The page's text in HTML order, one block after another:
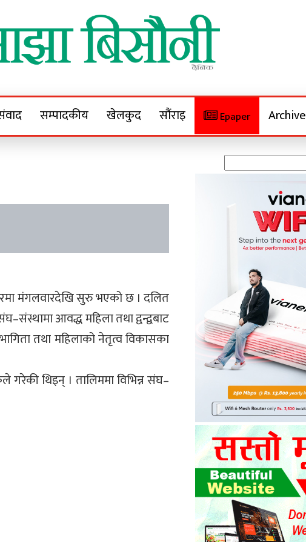
Bisaunee
सम्पादकीय खेलकुद सौंराइ Epaper Archive
मंगलवारदेखि सुरु भएको छ । दलित
आवद्ध महिला तथा द्वन्द्वबाट
तथा महिलाको नेतृत्व विकासका
गरेकी थिइन् । तालिममा विभिन्न संघ–
for: